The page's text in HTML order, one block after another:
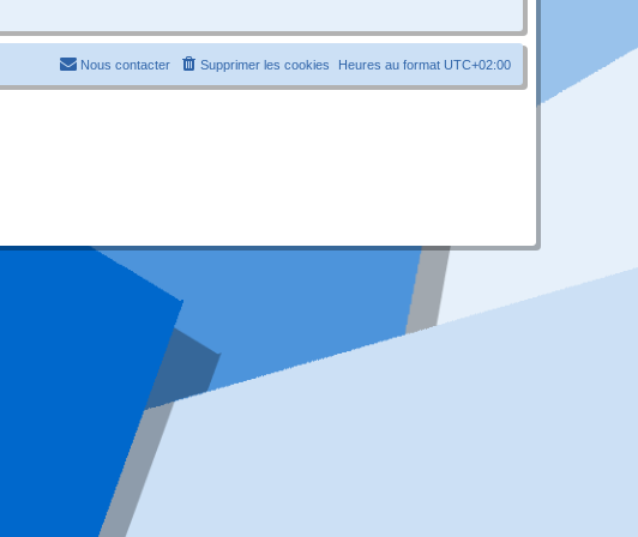
Heures au format UTC+02:00
Supprimer les cookies
Nous contacter